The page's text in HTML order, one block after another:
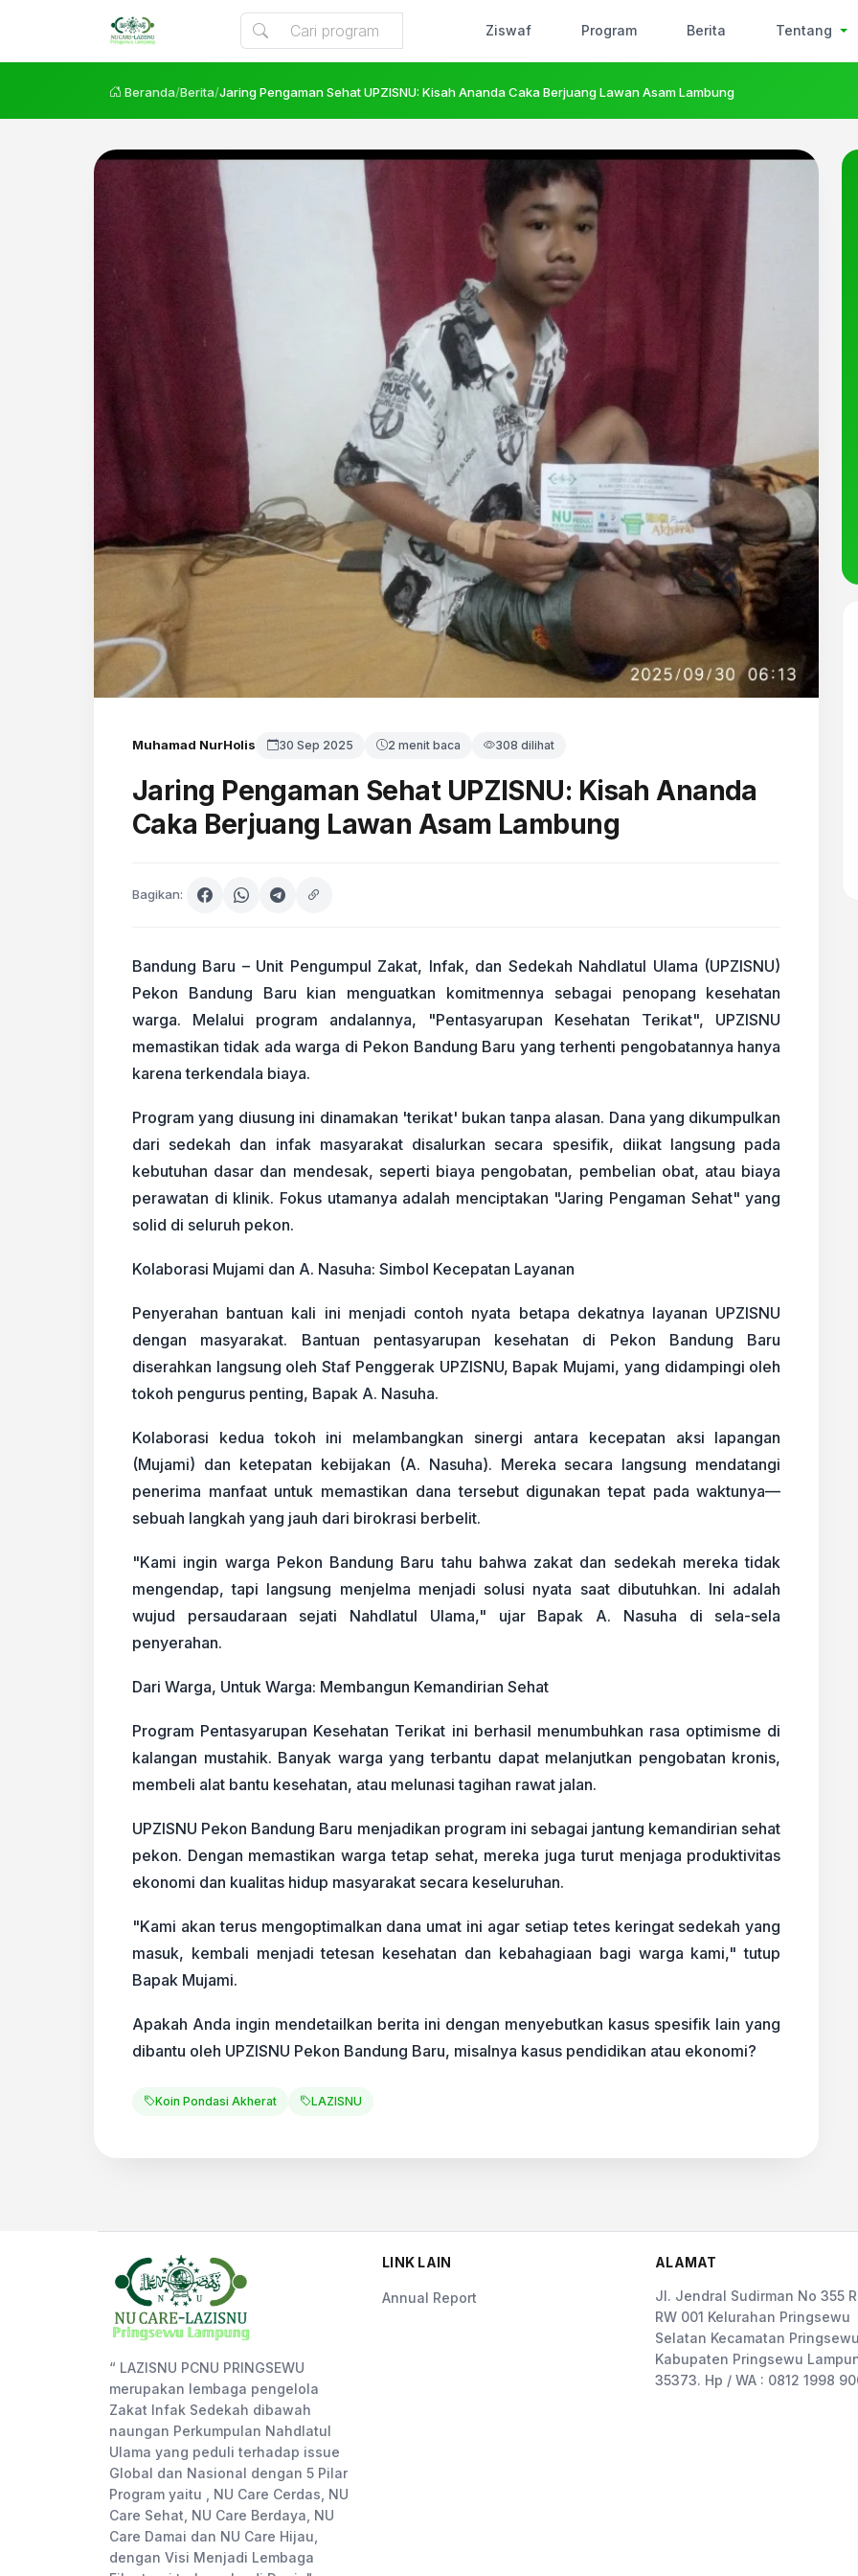
Ziswaf Program Berita Tentang
Beranda/Berita/Jaring Pengaman Sehat UPZISNU: Kisah Ananda Caka Berjuang Lawan Asam Lambung
Muhamad NurHolis 30 Sep 2025 2 menit baca 308 dilihat
Jaring Pengaman Sehat UPZISNU: Kisah Ananda
Caka Berjuang Lawan Asam Lambung
Bagikan:
Bandung Baru – Unit Pengumpul Zakat, Infak, dan Sedekah Nahdlatul Ulama (UPZISNU)
Pekon Bandung Baru kian menguatkan komitmennya sebagai penopang kesehatan
warga. Melalui program andalannya, "Pentasyarupan Kesehatan Terikat", UPZISNU
memastikan tidak ada warga di Pekon Bandung Baru yang terhenti pengobatannya hanya
karena terkendala biaya.
Program yang diusung ini dinamakan 'terikat' bukan tanpa alasan. Dana yang dikumpulkan
dari sedekah dan infak masyarakat disalurkan secara spesifik, diikat langsung pada
kebutuhan dasar dan mendesak, seperti biaya pengobatan, pembelian obat, atau biaya
perawatan di klinik. Fokus utamanya adalah menciptakan "Jaring Pengaman Sehat" yang
solid di seluruh pekon.
Kolaborasi Mujami dan A. Nasuha: Simbol Kecepatan Layanan
Penyerahan bantuan kali ini menjadi contoh nyata betapa dekatnya layanan UPZISNU
dengan masyarakat. Bantuan pentasyarupan kesehatan di Pekon Bandung Baru
diserahkan langsung oleh Staf Penggerak UPZISNU, Bapak Mujami, yang didampingi oleh
tokoh pengurus penting, Bapak A. Nasuha.
Kolaborasi kedua tokoh ini melambangkan sinergi antara kecepatan aksi lapangan
(Mujami) dan ketepatan kebijakan (A. Nasuha). Mereka secara langsung mendatangi
penerima manfaat untuk memastikan dana tersebut digunakan tepat pada waktunya—
sebuah langkah yang jauh dari birokrasi berbelit.
"Kami ingin warga Pekon Bandung Baru tahu bahwa zakat dan sedekah mereka tidak
mengendap, tapi langsung menjelma menjadi solusi nyata saat dibutuhkan. Ini adalah
wujud persaudaraan sejati Nahdlatul Ulama," ujar Bapak A. Nasuha di sela-sela
penyerahan.
Dari Warga, Untuk Warga: Membangun Kemandirian Sehat
Program Pentasyarupan Kesehatan Terikat ini berhasil menumbuhkan rasa optimisme di
kalangan mustahik. Banyak warga yang terbantu dapat melanjutkan pengobatan kronis,
membeli alat bantu kesehatan, atau melunasi tagihan rawat jalan.
UPZISNU Pekon Bandung Baru menjadikan program ini sebagai jantung kemandirian sehat
pekon. Dengan memastikan warga tetap sehat, mereka juga turut menjaga produktivitas
ekonomi dan kualitas hidup masyarakat secara keseluruhan.
"Kami akan terus mengoptimalkan dana umat ini agar setiap tetes keringat sedekah yang
masuk, kembali menjadi tetesan kesehatan dan kebahagiaan bagi warga kami," tutup
Bapak Mujami.
Apakah Anda ingin mendetailkan berita ini dengan menyebutkan kasus spesifik lain yang
dibantu oleh UPZISNU Pekon Bandung Baru, misalnya kasus pendidikan atau ekonomi?
Koin Pondasi Akherat LAZISNU
“ LAZISNU PCNU PRINGSEWU
merupakan lembaga pengelola
Zakat Infak Sedekah dibawah
naungan Perkumpulan Nahdlatul
Ulama yang peduli terhadap issue
Global dan Nasional dengan 5 Pilar
Program yaitu , NU Care Cerdas, NU
Care Sehat, NU Care Berdaya, NU
Care Damai dan NU Care Hijau,
dengan Visi Menjadi Lembaga
LINK LAIN
Annual Report
ALAMAT
Jl. Jendral Sudirman No 355
RW 001 Kelurahan Pringsewu
Selatan Kecamatan Pringsewu,
Kabupaten Pringsewu
35373. Hp / WA : 0812 1998